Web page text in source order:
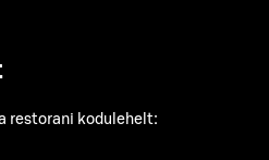
restorani kodulehelt: